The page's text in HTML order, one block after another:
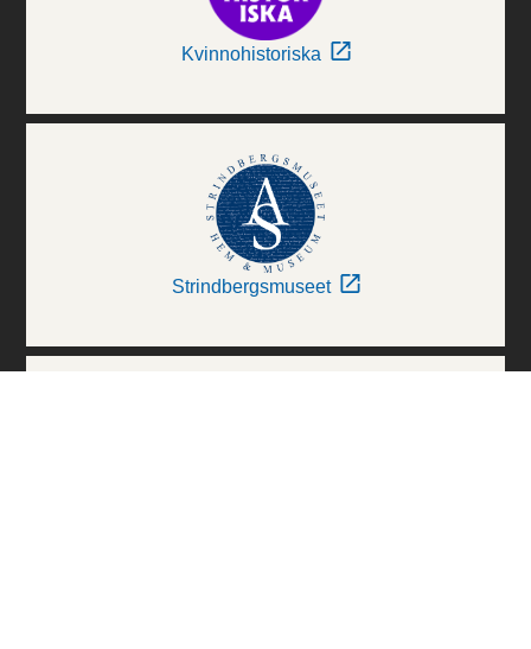
Kvinnohistoriska
Strindbergsmuseet